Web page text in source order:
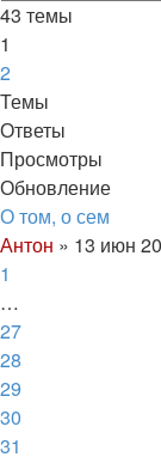
43 темы
1
2
След.
Темы
Ответы
Просмотры
Обновление
О том, о сем
Антон » 13 июн
1
…
27
28
29
30
31